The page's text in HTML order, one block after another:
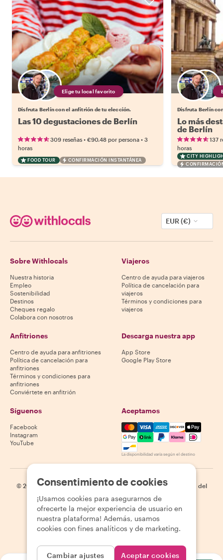
Elige tu local favorito
Disfruta Berlín con el anfitrión de tu elección.
Las 10 degustaciones de Berlín
309 reseñas • €90.48 por persona • 3
horas
FOOD TOUR CONFIRMACIÓN INSTANTÁNEA
Disfruta Berlín
Lo más
de Berlín
137
horas
CITY
EUR (€)
Sobre Withlocals
Nuestra historia
Empleo
Sostenibilidad
Destinos
Cheques regalo
Colabora con nosotros
Viajeros
Centro de ayuda para viajeros
Política de cancelación para
viajeros
Términos y condiciones para
viajeros
Anfitriones
Centro de ayuda para anfitriones
Política de cancelación para
anfitriones
Términos y condiciones para
anfitriones
Conviértete en anfitrión
Descarga nuestra app
App Store
Google Play Store
Síguenos
Facebook
Instagram
YouTube
Aceptamos
Mastercard, Visa, Amex,
La disponibilidad varía según el destino
© 2026 Withlocals.com | Política de privacidad | Cookies
Mapa del
Consentimiento de cookies
¡Usamos cookies para asegurarnos de
ofrecerte la mejor experiencia de usuario en
nuestra plataforma! Además, usamos
cookies con fines analíticos y de marketing.
Cambiar ajustes Aceptar cookies